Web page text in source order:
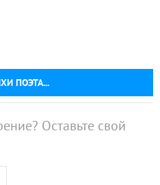
ПОЭТА...
Оставьте свой